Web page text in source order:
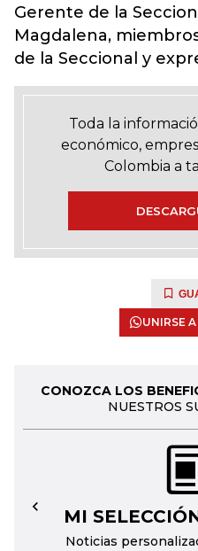
Gerente de la
Magdalena,
de la Seccional y
Toda la
económico,
Colombia a
UNIRSE
CONOZCA LOS
NUESTROS
MI
Noticias
←